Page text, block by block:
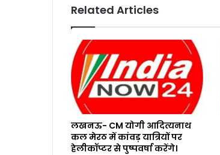
Related Articles
लखनऊ- CM योगी आदित्यनाथ
कल मेरठ में कांवड़ यात्रियों पर
हेलीकॉप्टर से पुष्पवर्षा करेंगे।